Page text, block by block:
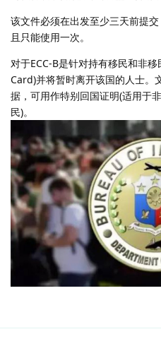
该文件必须在出发至少三天前提
且只能使用一次。
对于ECC-B是针对持有移民和非
Card)并将暂时离开该国的人士。
据，可用作特别回国证明(适用于
民)。